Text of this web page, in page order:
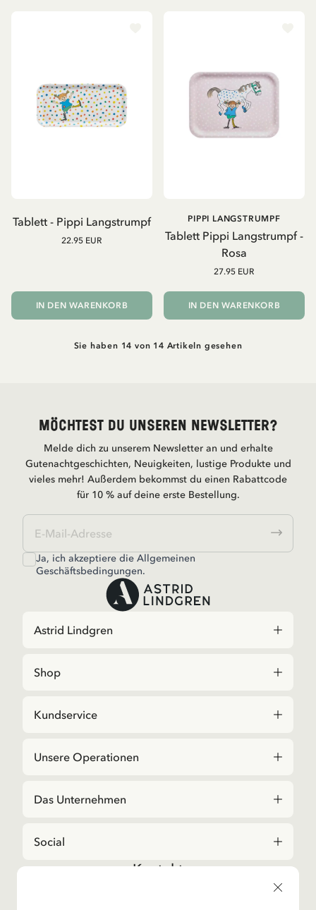
Tablett - Pippi Langstrumpf
22.95 EUR
IN DEN WARENKORB
Tablett Pippi Langstrumpf -
Rosa
PIPPI LANGSTRUMPF
27.95 EUR
IN DEN WARENKORB
Sie haben 14 von 14 Artikeln gesehen
Möchtest du unseren Newsletter?
Melde dich zu unserem Newsletter an und erhalte
Gutenachtgeschichten, Neuigkeiten, lustige Produkte und
vieles mehr! Außerdem bekommst du einen Rabattcode
für 10 % auf deine erste Bestellung.
Ja, ich akzeptiere dieAllgemeinen
Geschäftsbedingungen.
Astrid Lindgren
Shop
Kundservice
Unsere Operationen
Das Unternehmen
Social
Kontakt
Bei Fragen zu Bestellungen und zum Sortiment,